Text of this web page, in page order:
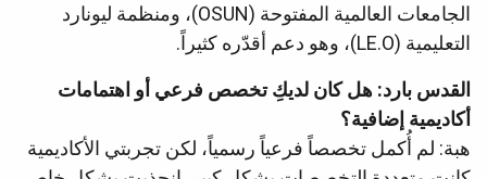
الجامعات العالمية المفتوحة (OSUN)، ومنظمة ليونارد
التعليمية (LE.O)، وهو دعم أقدّره كثيراً.
القدس بارد: هل كان لديكِ تخصص فرعي أو اهتمامات
أكاديمية إضافية؟
هبة: لم أُكمل تخصصاً فرعياً رسمياً، لكن تجربتي الأكاديمية